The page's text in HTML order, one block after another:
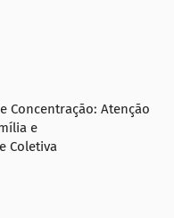
Concentração: Atenção
e
Coletiva